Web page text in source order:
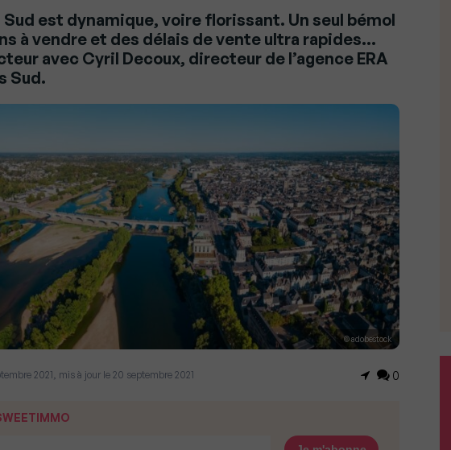
Sud est dynamique, voire florissant. Un seul bémol
à vendre et des délais de vente ultra rapides…
avec Cyril Decoux, directeur de l’agence ERA
Sud.
© adobestock
2021, mis à jour le 20 septembre 2021 0